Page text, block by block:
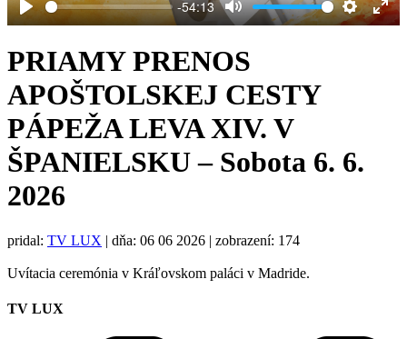
Play
-54:13
Mute Settings
PRIAMY PRENOS
APOŠTOLSKEJ CESTY
PÁPEŽA LEVA XIV. V
ŠPANIELSKU – Sobota 6. 6.
2026
pridal: TV LUX | dňa: 06 06 2026 | zobrazení: 174
Uvítacia ceremónia v Kráľovskom paláci v Madride.
TV LUX